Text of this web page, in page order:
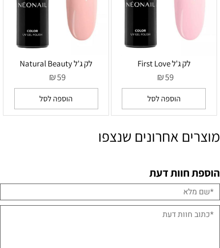
לק ג'ל First Love
₪59
הוספה לסל
לק ג'ל Natural Beauty
₪59
הוספה לסל
מוצרים אחרונים שנצפו
הוספת חוות דעת